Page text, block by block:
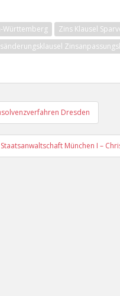
Württemberg
Zins Klausel
Dresden
Staatsanwaltschaft München I –